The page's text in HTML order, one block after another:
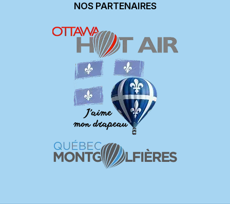
NOS PARTENAIRES